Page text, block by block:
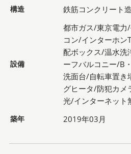
構造 鉄筋コンクリート造
設備
都市ガス/東京電
コン/インターホン
配ボックス/温水洗
ーフバルコニー/B
洗面台/自転車置き
グヒータ/防犯カ
光/インターネット
築年 2019年03月